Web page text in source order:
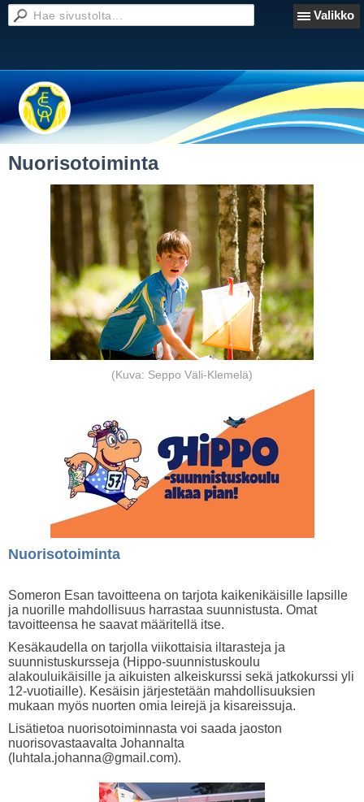
Valikko
Nuorisotoiminta
(Kuva: Seppo Väli-Klemelä)
Nuorisotoiminta
Someron Esan tavoitteena on tarjota kaikenikäisille lapsille
ja nuorille mahdollisuus harrastaa suunnistusta. Omat
tavoitteensa he saavat määritellä itse.
Kesäkaudella on tarjolla viikottaisia iltarasteja ja
suunnistuskursseja (Hippo-suunnistuskoulu
alakouluikäisille ja aikuisten alkeiskurssi sekä jatkokurssi yli
12-vuotiaille). Kesäisin järjestetään mahdollisuuksien
mukaan myös nuorten omia leirejä ja kisareissuja.
Lisätietoa nuorisotoiminnasta voi saada jaoston
nuorisovastaavalta Johannalta
(luhtala.johanna@gmail.com).